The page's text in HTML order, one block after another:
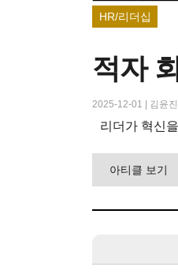
HR/리더십
적자
2025-12-01 | 김윤진
리더가 혁신
아티클 보기